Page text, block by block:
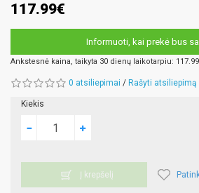
117.99€
Informuoti, kai prekė bus
Ankstesnė kaina, taikyta 30 dienų laikotarpiu:
0 atsiliepimai / Rašyti atsiliepimą
Kiekis
Į krepšelį